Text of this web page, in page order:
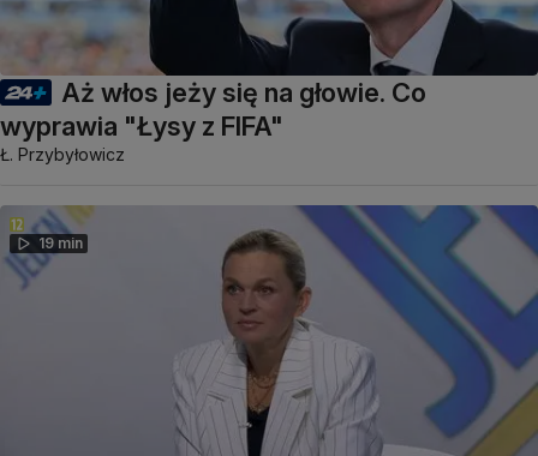
Aż włos jeży się na głowie. Co
wyprawia "Łysy z FIFA"
Ł. Przybyłowicz
19 min